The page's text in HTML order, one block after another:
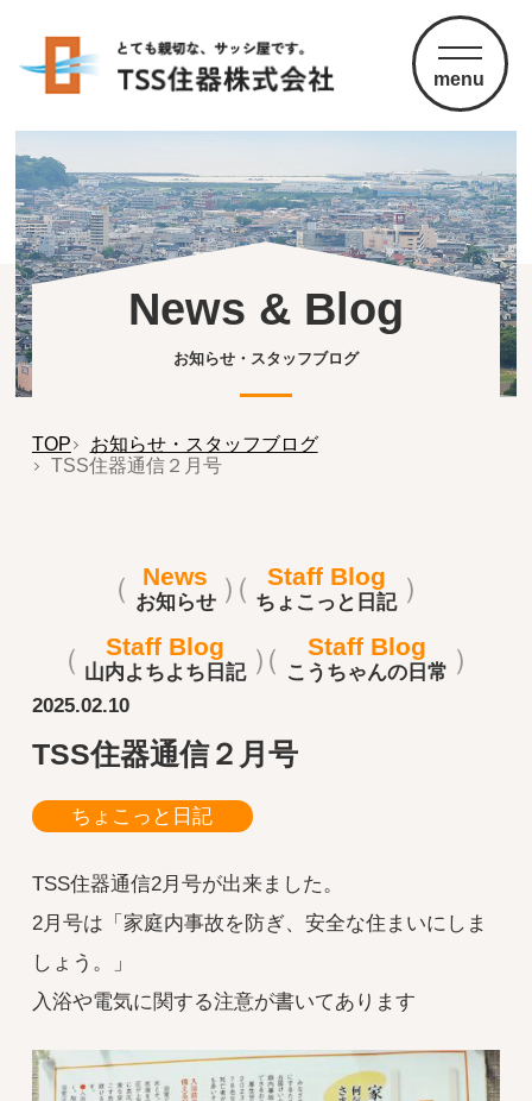
menu
News & Blog
お知らせ・スタッフブログ
TOP
お知らせ・スタッフブログ
TSS住器通信２月号
News
お知らせ
Staff Blog
ちょこっと日記
Staff Blog
山内よちよち日記
Staff Blog
こうちゃんの日常
2025.02.10
TSS住器通信２月号
ちょこっと日記
TSS住器通信2月号が出来ました。
2月号は「家庭内事故を防ぎ、安全な住まいにしま
しょう。」
入浴や電気に関する注意が書いてあります